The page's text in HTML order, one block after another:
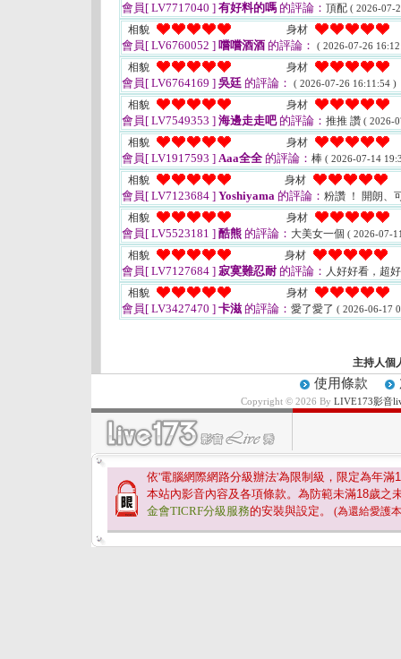
會員[ LV7717040 ] 有好料的嗎 的評論： 頂配 ( 2026-07-
相貌 身材
會員[ LV6760052 ] 嚐嚐酒酒 的評論： ( 2026-07-26
相貌 身材
會員[ LV6764169 ] 吳廷 的評論： ( 2026-07-26 16:11:54 )
相貌 身材
會員[ LV7549353 ] 海邊走走吧的評論： 推推 讚 ( 2026-
相貌 身材
會員[ LV1917593 ] Aaa全全 的評論： 棒 ( 2026-07-14
相貌 身材
會員[ LV7123684 ] Yoshiyama 的評論： 粉讚 ！ 開朗、
相貌
身材
會員[ LV5523181 ] 酷熊 的評論： 大美女一個 ( 2026-07-
相貌 身材
會員[ LV7127684 ] 寂寞難忍耐 的評論： 人好好看，超
相貌
身材
會員[ LV3427470 ] 卡滋 的評論： 愛了愛了 ( 2026-06-17
主持人個
使用條款
Copyright © 2026 By LIVE173影音
依'電腦網際網路分級辦法'為限制級，限定為年滿
本站內影音內容及各項條款。為防範未滿18歲之
金會TICRF分級服務的安裝與設定。 (為還給愛護